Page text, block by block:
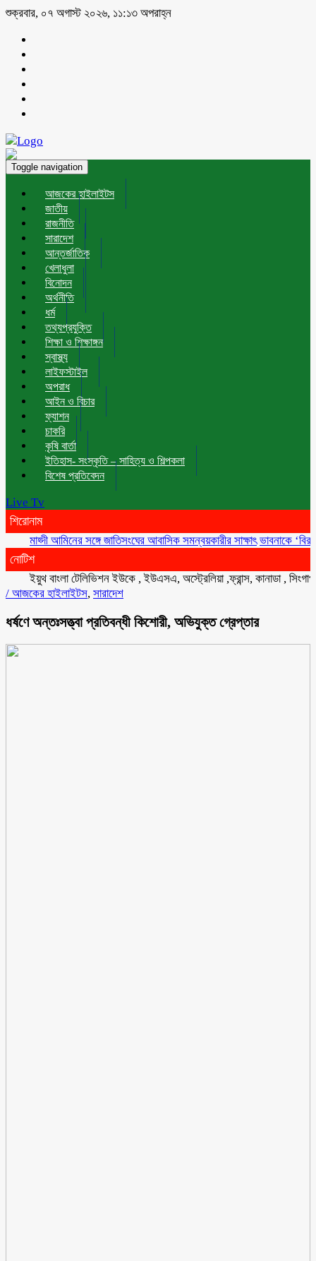
শুক্রবার, ০৭ অগাস্ট ২০২৬, ১১:১৩ অপরাহ্ন
Toggle navigation
আজকের হাইলাইটস
জাতীয়
রাজনীতি
সারাদেশ
আন্তর্জাতিক
খেলাধুলা
বিনোদন
অর্থনীতি
ধর্ম
তথ্যপ্রযুক্তি
শিক্ষা ও শিক্ষাঙ্গন
স্বাস্থ্য
লাইফস্টাইল
অপরাধ
আইন ও বিচার
ফ্যাশন
চাকরি
কৃষি বার্তা
ইতিহাস- সংস্কৃতি – সাহিত্য ও শিল্পকলা
বিশেষ প্রতিবেদন
Live Tv
শিরোনাম
মাহ্দী আমিনের সঙ্গে জাতিসংঘের আবাসিক সমন্বয়কারীর সাক্ষাৎ ভাবনাকে ‘বিরল
নোটিশ
ইয়ুথ বাংলা টেলিভিশন ইউকে , ইউএসএ, অস্ট্রেলিয়া ,ফ্রান্স, কানাডা , সিংগাপুর ,
/ আজকের হাইলাইটস, সারাদেশ
ধর্ষণে অন্তঃসত্ত্বা প্রতিবন্ধী কিশোরী, অভিযুক্ত গ্রেপ্তার